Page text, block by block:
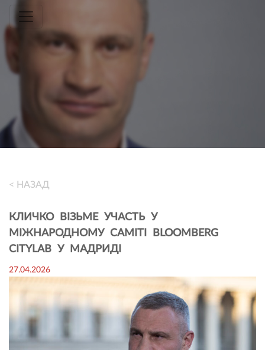
Toggle navigation
< НАЗАД
КЛИЧКО ВІЗЬМЕ УЧАСТЬ У
МІЖНАРОДНОМУ САМІТІ BLOOMBERG
CITYLAB У МАДРИДІ
27.04.2026